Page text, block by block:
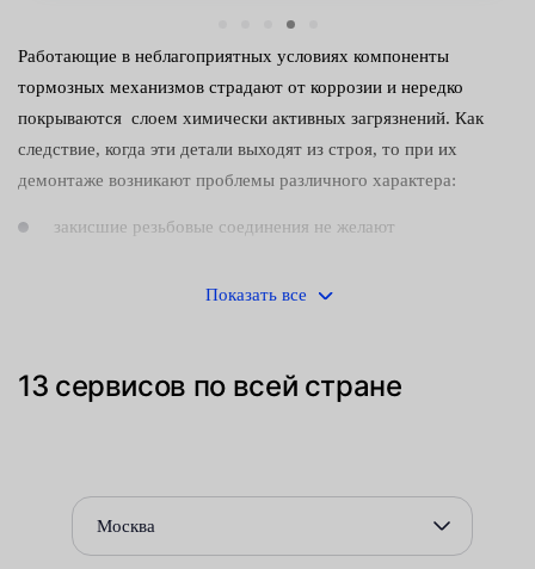
Работающие в неблагоприятных условиях компоненты
тормозных механизмов страдают от коррозии и нередко
покрываются слоем химически активных загрязнений. Как
следствие, когда эти детали выходят из строя, тo при их
демонтаже возникают проблемы различного характера:
закисшие резьбовые соединения не желают
слоем грязи и ржавчины.
накладок. Исходя из этого, замена заднего суппорта должна
производиться:
Показать все
13 сервисов по всей стране
Москва